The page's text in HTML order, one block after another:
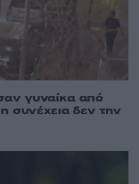
γυναίκα από
συνέχεια δεν την